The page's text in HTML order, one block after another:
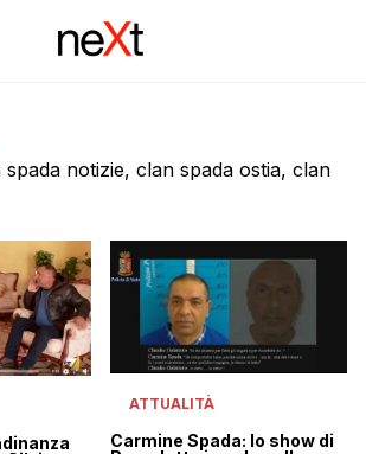
notizie, clan spada ostia, clan
ATTUALITÀ
Carmine Spada: lo show di